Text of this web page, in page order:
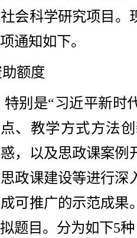
会科学研究项目。
通知如下。
额度
别是“习近平新时
、教学方式方法
，以及思政课案例
政课建设等进行深
可推广的示范成果
题目。分为如下5